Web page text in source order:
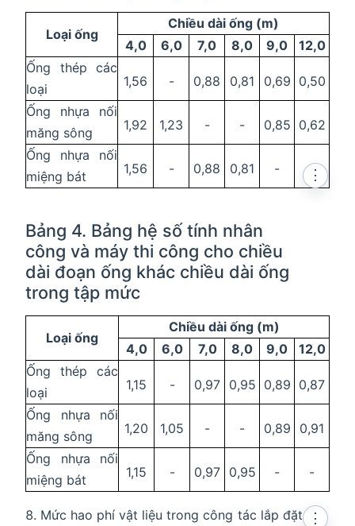
Loại ống
Chiều dài ống (m)
4,0
6,0 7,0 8,0 9,0
12,0
Ống thép các
loại
1,56 - 0,88 0,81 0,69 0,50
Ống nhựa nối
măng sông
1,92 1,23 - - 0,85 0,62
Ống nhựa nối
miệng bát
1,56 - 0,88 0,81 - -
Bảng 4. Bảng hệ số tính nhân
công và máy thi công cho chiều
dài đoạn ống khác chiều dài ống
trong tập mức
⋮
Loại ống
Chiều dài ống (m)
4,0
6,0 7,0 8,0 9,0
12,0
Ống thép các
loại
1,15 - 0,97 0,95 0,89 0,87
Ống nhựa nối
măng sông
1,20 1,05 - - 0,89
0,91
Ống nhựa nối
miệng bát
1,15 - 0,97 0,95 - -
Mức hao phí vật liệu trong công tác lắp đặt ⋮